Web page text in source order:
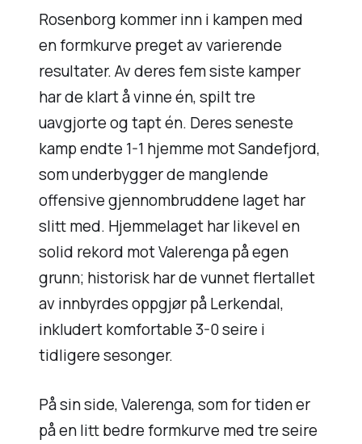
Rosenborg kommer inn i kampen med
en formkurve preget av varierende
resultater. Av deres fem siste kamper
har de klart å vinne én, spilt tre
uavgjorte og tapt én. Deres seneste
kamp endte 1-1 hjemme mot Sandefjord,
som underbygger de manglende
offensive gjennombruddene laget har
slitt med. Hjemmelaget har likevel en
solid rekord mot Valerenga på egen
grunn; historisk har de vunnet flertallet
av innbyrdes oppgjør på Lerkendal,
inkludert komfortable 3-0 seire i
tidligere sesonger.
På sin side, Valerenga, som for tiden er
på en litt bedre formkurve med tre seire